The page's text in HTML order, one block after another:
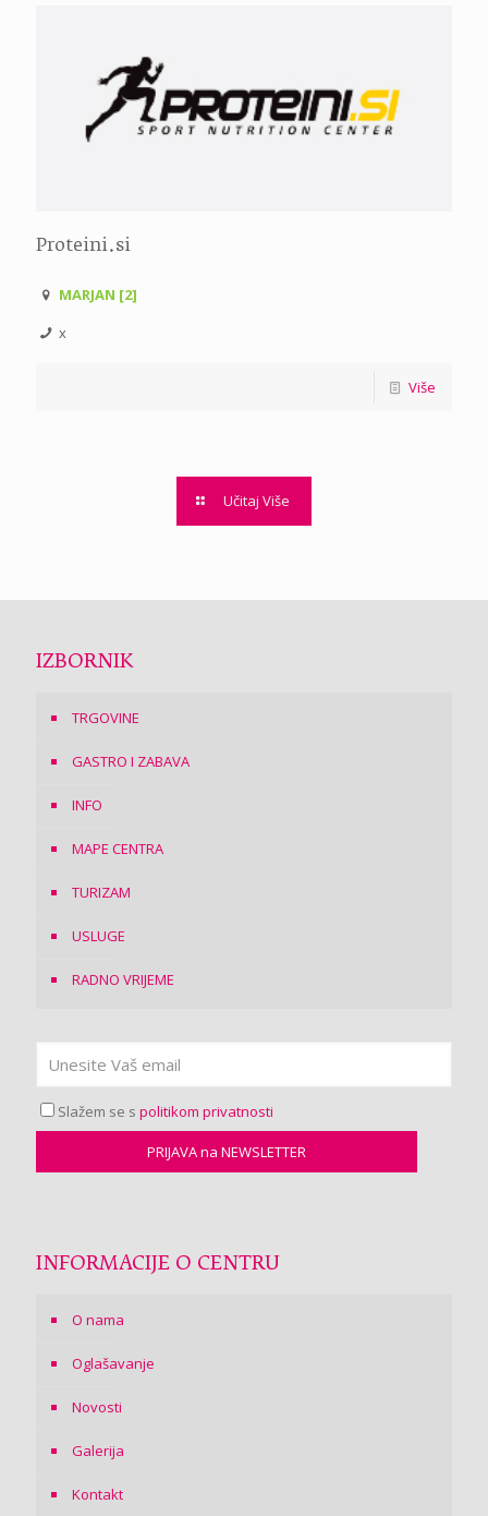
Proteini.si
MARJAN [2]
x
Više
Učitaj Više
IZBORNIK
TRGOVINE
GASTRO I ZABAVA
INFO
MAPE CENTRA
TURIZAM
USLUGE
RADNO VRIJEME
Slažem se s politikom privatnosti
INFORMACIJE O CENTRU
O nama
Oglašavanje
Novosti
Galerija
Kontakt